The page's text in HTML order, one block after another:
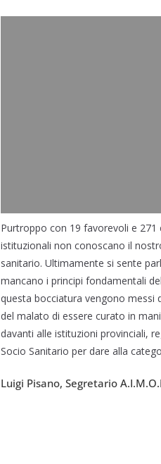
Purtroppo con 19 favorevoli e
istituzionali non conoscano il
sanitario. Ultimamente si sente
mancano i principi fondamentali
questa bocciatura vengono messi
del malato di essere curato in
davanti alle istituzioni provinciali,
Socio Sanitario per dare alla
Luigi Pisano, Segretario